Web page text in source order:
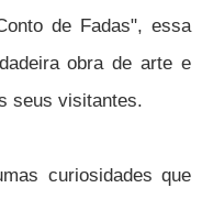
de Fadas", essa
obra de arte e
seus visitantes.
curiosidades que